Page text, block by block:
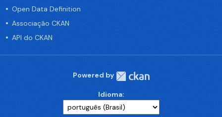
Open Data Definition
Associação CKAN
API do CKAN
Powered by
Idioma